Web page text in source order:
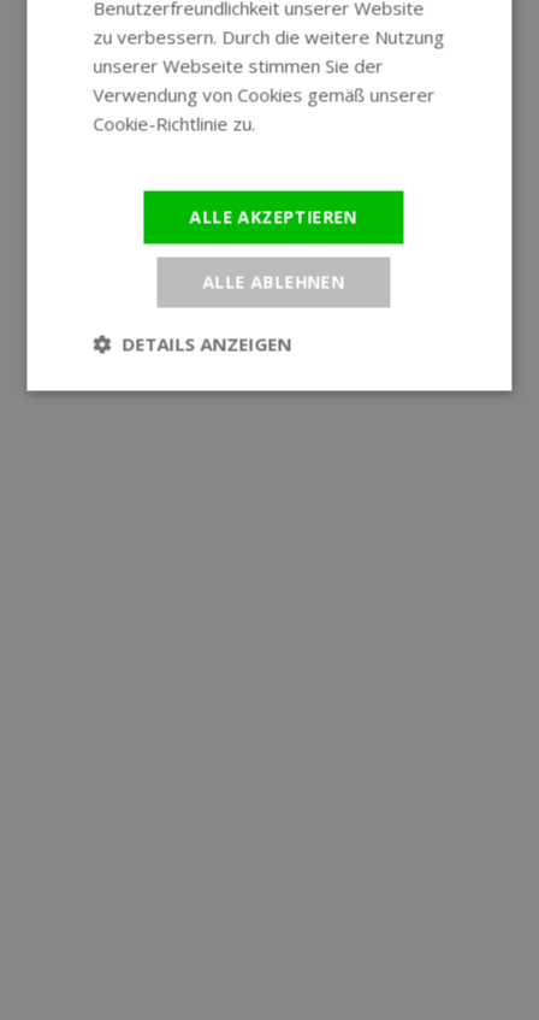
GERMAN
Benutzerfreundlichkeit unserer Website
zu verbessern. Durch die weitere Nutzung
unserer Webseite stimmen Sie der
Verwendung von Cookies gemäß unserer
Cookie-Richtlinie zu.
ALLE AKZEPTIEREN
ALLE ABLEHNEN
DETAILS ANZEIGEN